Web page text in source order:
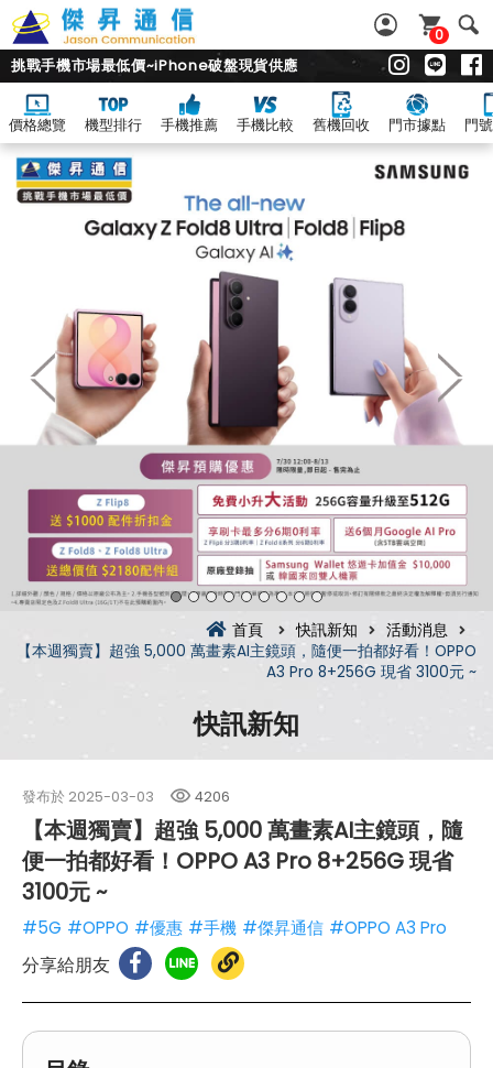
0
挑戰手機市場最低價~iPhone破盤現貨供應
價格總覽 機型排行 手機推薦 手機比較 舊機回收 門市據點 門
首頁 快訊新知
活動消息
【本週獨賣】超強 5,000 萬畫素AI主鏡頭，隨便一拍都好看！OPPO
A3 Pro 8+256G 現省 3100元 ~
快訊新知
發布於 2025-03-03 4206
【本週獨賣】超強 5,000 萬畫素AI主鏡頭，隨
便一拍都好看！OPPO A3 Pro 8+256G 現省
3100元 ~
#5G #OPPO #優惠 #手機 #傑昇通信 #OPPO A3 Pro
分享給朋友